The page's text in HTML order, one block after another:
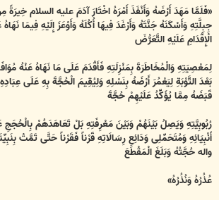
«فَلَمَّا مَهَدَ أَرْضَهُ وَأَنْفَذَ أَمْرَهُ اخْتَارَ آدَمَ علیه السلام
جِبِلَّتِهِ وَأَسْکَنَهُ جَنَّتَهُ وَأَرْغَدَ فِیهَا أُکُلَهُ وَأَوْعَزَ إِلَیْهِ فِیمَا
الْإِقْدَامِ عَلَیْهِ التَّعَرُّضَ
لِمَعْصِیَتِهِ وَالْمُخَاطَرَةَ بِمَنْزِلَتِهِ فَأَقْدَمَ عَلَى مَا نَهَاهُ عَنْهُ
بَعْدَ التَّوْبَةِ لِیَعْمُرَ أَرْضَهُ بِنَسْلِهِ وَلِیُقِیمَ الْحُجَّةَ بِهِ عَلَى
قَبَضَهُ مِمَّا یُؤَکِّدُ عَلَیْهِمْ حُجَّةَ
رُبُوبِیَّتِهِ وَیَصِلُ بَیْنَهُمْ وَبَیْنَ مَعْرِفَتِهِ بَلْ تَعَاهَدَهُمْ
أَنْبِیَائِهِ وَمُتَحَمِّلِی وَدَائِعِ رِسَالَاتِهِ قَرْناً فَقَرْناً حَتَّى تَمَّتْ
واله حُجَّتُهُ وَبَلَغَ الْمَقْطَعَ
عُذُرُهُ وَنُذُرُهُ»